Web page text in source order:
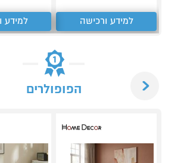
למידע ורכישה למידע
הפופולרים